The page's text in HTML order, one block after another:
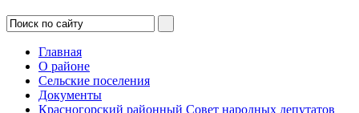
Главная
О районе
Сельские поселения
Документы
Красногорский районный Совет народных депутатов